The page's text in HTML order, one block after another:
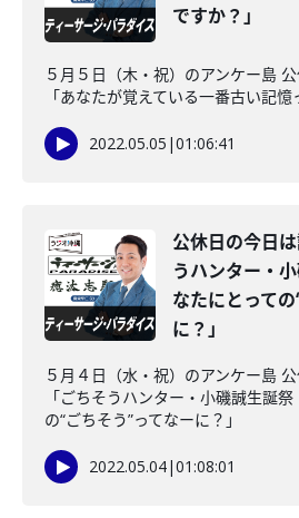
ですか？」
５月５日（木・祝）のアンケー島
「あなたが覚えている一番古い記憶
2022.05.05 |01:06:41
公休日の今日
うハンター・
なたにとって
に？」
５月４日（水・祝）のアンケー島
「ごちそうハンター・小磯誠生誕
の“ごちそう”ってなーに？」
2022.05.04|01:08:01